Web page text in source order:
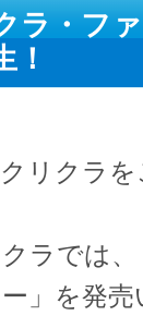
ラ・フ
！
リクラ
ラでは
」を発売